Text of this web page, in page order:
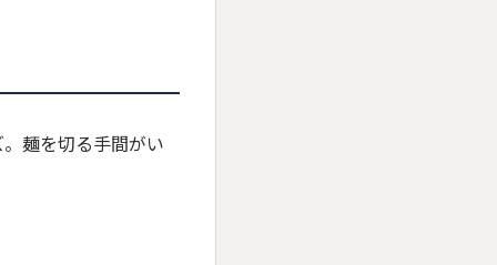
麺を切る手間がい